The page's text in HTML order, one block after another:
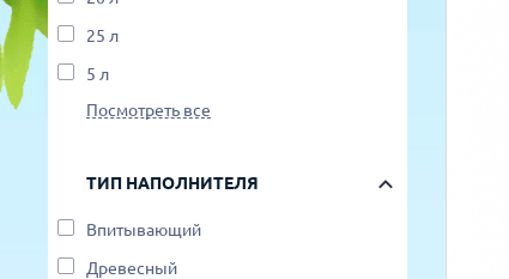
25 л
5 л
Посмотреть все
ТИП НАПОЛНИТЕЛЯ
Впитывающий
Древесный